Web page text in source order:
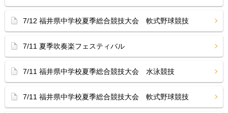
7/12 福井県中学校夏季総合競技大会 軟式野球競技
7/11 夏季吹奏楽フェスティバル
7/11 福井県中学校夏季総合競技大会 水泳競技
7/11 福井県中学校夏季総合競技大会 軟式野球競技